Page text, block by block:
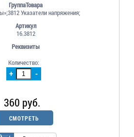
ГруппаТовара
Указатели напряжения;
Артикул
16.3812
Реквизиты
+ -
Количество:
360 руб.
СМОТРЕТЬ